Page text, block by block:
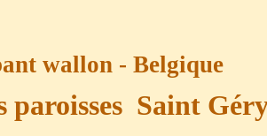
wallon - Belgique
paroisses  Saint